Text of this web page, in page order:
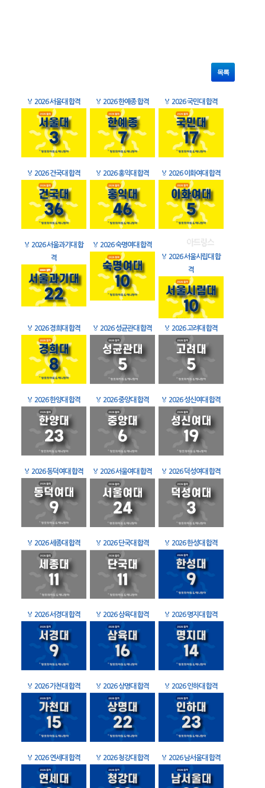
목록
🏅 2026 서울대 합격 🏅 2026 한예종 합격 🏅 2026 국민대 합격
🏅 2026 건국대 합격 🏅 2026 홍익대 합격 🏅 2026 이화여대 합격
🏅 2026 서울과기대 합
격
🏅 2026 숙명여대 합격
🏅 2026 서울시립대 합
격
🏅 2026 경희대 합격 🏅 2026 성균관대 합격 🏅 2026 고려대 합격
🏅 2026 한양대 합격 🏅 2026 중앙대 합격 🏅 2026 성신여대 합격
🏅 2026 동덕여대 합격 🏅 2026 서울여대 합격 🏅 2026 덕성여대 합격
🏅 2026 세종대 합격 🏅 2026 단국대 합격 🏅 2026 한성대 합격
🏅 2026 서경대 합격 🏅 2026 삼육대 합격 🏅 2026 명지대 합격
🏅 2026 가천대 합격 🏅 2026 상명대 합격 🏅 2026 인하대 합격
🏅 2026 연세대 합격 🏅 2026 청강대 합격 🏅 2026 남서울대 합격